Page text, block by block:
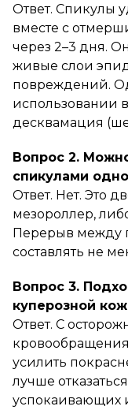
Ответ. Спикулы
вместе с
через 2–3 дня.
живые слои
повреждений.
использовании
десквамация
Вопрос 2.
спикулами
Ответ. Нет. Это
мезороллер,
Перерыв между
составлять не
Вопрос 3.
куперозной
Ответ. С
усилить
лучше
успокаивающих